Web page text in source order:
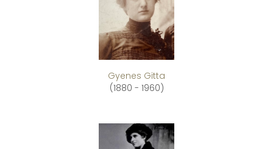
Gyenes Gitta
(1880 - 1960)